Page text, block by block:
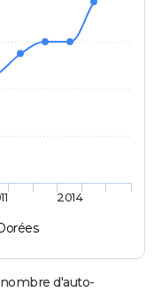
2014
d'auto-